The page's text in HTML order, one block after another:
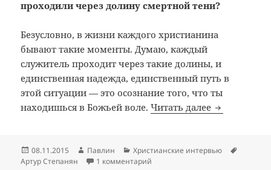
проходили через долину смертной тени?
Безусловно, в жизни каждого христианина
бывают такие моменты. Думаю, каждый
служитель проходит через такие долины, и
единственная надежда, единственный путь в
этой ситуации — это осознание того, что ты
находишься в Божьей воле.Читать далее
Опубликовано
08.11.2015 Автор
Павлин Рубрики
Христианские интервью
Артур Степанян
1 комментарий